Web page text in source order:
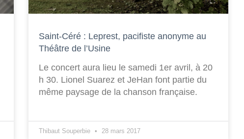
Saint-Céré : Leprest, pacifiste anonyme au
Théâtre de l’Usine
Le concert aura lieu le samedi 1er avril, à 20
h 30. Lionel Suarez et JeHan font partie du
même paysage de la chanson française.
Thibaut Souperbie 28 mars 2017